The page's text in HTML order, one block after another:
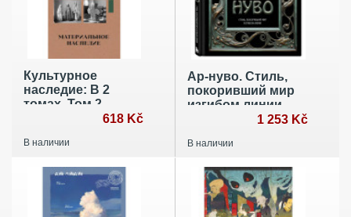
Культурное
наследие: В 2
томах. Том 2.
Материальное
дом, храм):
618 Kč
В наличии
Ар-нуво. Стиль,
покоривший мир
изгибом линии.
Фундаментальный
главной книгой в
1 253 Kč
В наличии